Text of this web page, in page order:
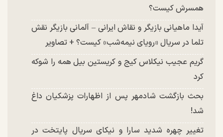
همسرش کیست؟
آیدا ماهیانی بازیگر و نقاش ایرانی – آلمانی بازیگر نقش
تلما در سریال «رویای نیمه‌شب» کیست؟ + تصاویر
گریم عجیب نیکلاس کیج و کریستین بیل همه را شوکه
کرد
بحث بازگشت شادمهر پس از اظهارات پزشکیان داغ
شد!
تغییر چهره شدید سارا و نیکای سریال پایتخت در